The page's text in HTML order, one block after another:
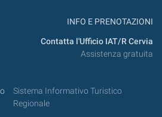
INFO E PRENOTAZIONI
Contatta l'Ufficio IAT/R Cervia
Assistenza gratuita
Sistema Informativo Turistico
Regionale